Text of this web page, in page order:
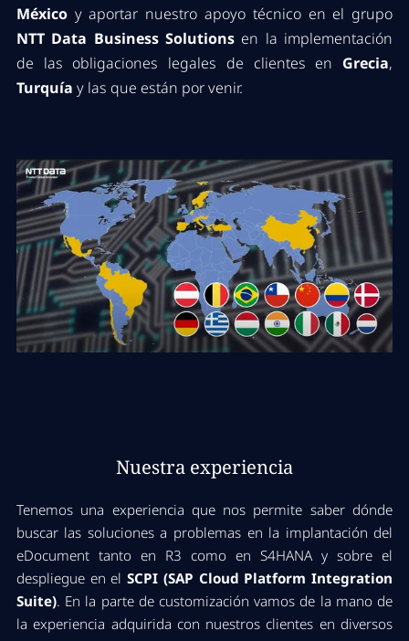
Méxicoy aportar nuestro apoyo técnico en el grupo
NTT Data Business Solutions en la implementación
de las obligaciones legales de clientes en Grecia,
Turquía y las que están por venir.
Nuestra experiencia
Tenemos una experiencia que nos permite saber dónde
buscar las soluciones a problemas en la implantación del
eDocument tanto en R3 como en S4HANA y sobre el
despliegue en elSCPI (SAP Cloud Platform Integration
Suite). En la parte de customización vamos de la mano de
la experiencia adquirida con nuestros clientes en diversos